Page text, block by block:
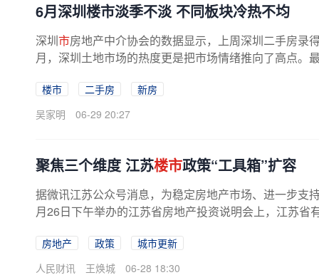
6月深圳楼市淡季不淡 不同板块冷热不均
深圳市房地产中介协会的数据显示，上周深圳二手房录
月，深圳土地市场的热度更是把市场情绪推向了高点。
楼市 二手房
新房
吴家明
06-29 20:27
聚焦三个维度 江苏楼市政策“工具箱”扩容
据微讯江苏公众号消息，为稳定房地产市场、进一步支
月26日下午举办的江苏省房地产投资说明会上，江苏
房地产 政策
城市更新
人民财讯
王焕城 06-28 18:30